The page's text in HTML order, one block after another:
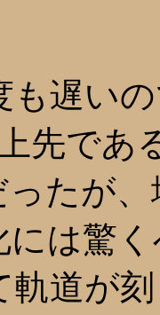
も遅い
先であ
たが
には驚
軌道が